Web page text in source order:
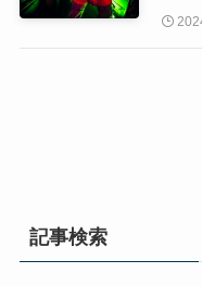
記事検索